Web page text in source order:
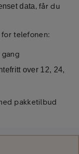
data, får du
telefonen:
over 12, 24,
pakketilbud